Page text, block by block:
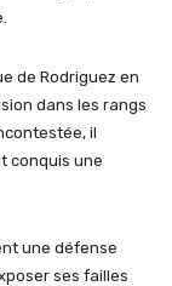
de Rodriguez en
dans les rangs
il
conquis une
une défense
ses failles